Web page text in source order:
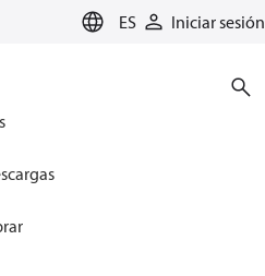
ES Iniciar sesión
for heating
de la presión